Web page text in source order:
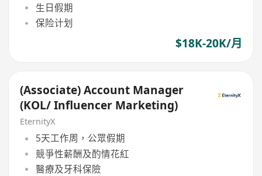
生日假期
保险计划
$18K-20K/月
(Associate) Account Manager
(KOL/ Influencer Marketing)
EternityX
5天工作周，公眾假期
競爭性薪酬及酌情花紅
醫療及牙科保險